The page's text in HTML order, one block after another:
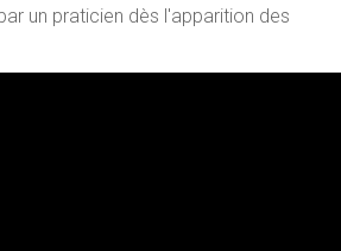
un praticien dès l'apparition des